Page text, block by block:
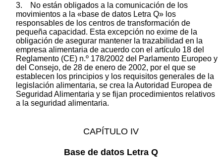
3. No están obligados a la comunicación de los
movimientos a la «base de datos Letra Q» los
responsables de los centros de transformación de
pequeña capacidad. Esta excepción no exime de la
obligación de asegurar mantener la trazabilidad en la
empresa alimentaria de acuerdo con el artículo 18 del
Reglamento (CE) n.º 178/2002 del Parlamento Europeo y
del Consejo, de 28 de enero de 2002, por el que se
establecen los principios y los requisitos generales de la
legislación alimentaria, se crea la Autoridad Europea de
Seguridad Alimentaria y se fijan procedimientos relativos
a la seguridad alimentaria.
CAPÍTULO IV
Base de datos Letra Q